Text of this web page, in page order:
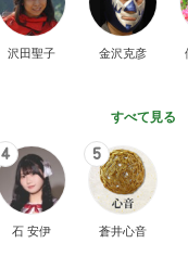
沢田聖子 金沢克彦
すべて見る
4
石 安伊
5
蒼井心音